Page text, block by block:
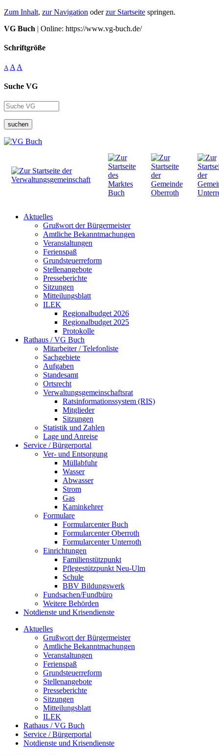
Zum Inhalt, zur Navigation oderzur Startseite springen.
VG Buch | Online: https://www.vg-buch.de/
Schriftgröße
A A A
Suche VG
suchen
Aktuelles
Grußwort der Bürgermeister
Amtliche Bekanntmachungen
Veranstaltungen
Ferienspaß
Grundsteuerreform
Stellenangebote
Presseberichte
Sitzungen
Mitteilungsblatt
ILEK
Regionalbudget 2026
Regionalbudget 2025
Protokolle
Rathaus / VG Buch
Mitarbeiter / Telefonliste
Sachgebiete
Aufgaben
Standesamt
Ortsrecht
Verwaltungsgemeinschaftsrat
Ratsinformationssystem (RIS)
Mitglieder
Sitzungen
Statistik und Zahlen
Lage und Anreise
Service / Bürgerportal
Ver- und Entsorgung
Müllabfuhr
Wasser
Abwasser
Strom
Gas
Kaminkehrer
Formulare
Formularcenter Buch
Formularcenter Oberroth
Formularcenter Unterroth
Einrichtungen
Familienstützpunkt
Pflegestützpunkt Neu-Ulm
Schule
BBV Bildungswerk
Fundsachen/Fundbüro
Weitere Behörden
Notdienste und Krisendienste
Aktuelles
Grußwort der Bürgermeister
Amtliche Bekanntmachungen
Veranstaltungen
Ferienspaß
Grundsteuerreform
Stellenangebote
Presseberichte
Sitzungen
Mitteilungsblatt
ILEK
Rathaus / VG Buch
Service / Bürgerportal
Notdienste und Krisendienste